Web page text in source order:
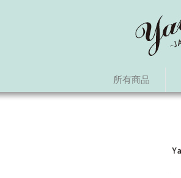
所有商品